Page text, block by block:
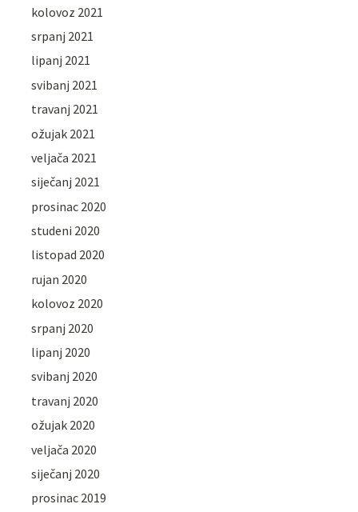
kolovoz 2021
srpanj 2021
lipanj 2021
svibanj 2021
travanj 2021
ožujak 2021
veljača 2021
siječanj 2021
prosinac 2020
studeni 2020
listopad 2020
rujan 2020
kolovoz 2020
srpanj 2020
lipanj 2020
svibanj 2020
travanj 2020
ožujak 2020
veljača 2020
siječanj 2020
prosinac 2019